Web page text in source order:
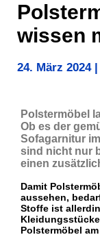
wissen
24. März 2024|
Polstermöbel
Ob es der
Sofagarnitur
sind nicht nur
einen
Damit
aussehen,
Stoffe ist
Polstermöbel